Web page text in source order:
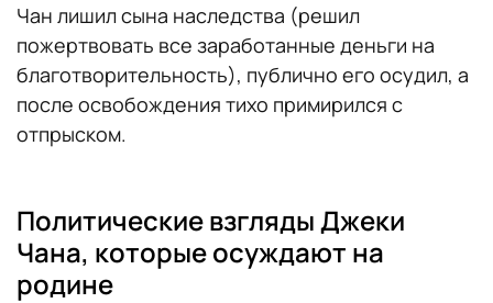
Чан лишил сына наследства (решил
пожертвовать все заработанные деньги на
благотворительность), публично его осудил, а
после освобождения тихо примирился с
отпрыском.
Политические взгляды Джеки
Чана, которые осуждают на
родине